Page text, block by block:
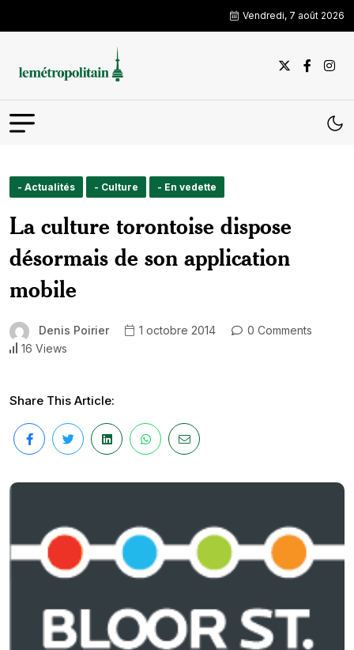
Vendredi, 7 août 2026
- Actualités - Culture - En vedette
La culture torontoise dispose
désormais de son application
mobile
Denis Poirier 1 octobre 2014
0 Comments
16 Views
Share This Article: